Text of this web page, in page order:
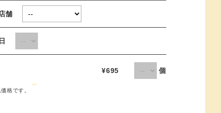
舗
日
¥695 個
格です。